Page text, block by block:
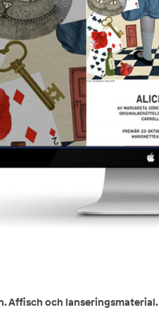
Affisch och lanseringsmaterial.